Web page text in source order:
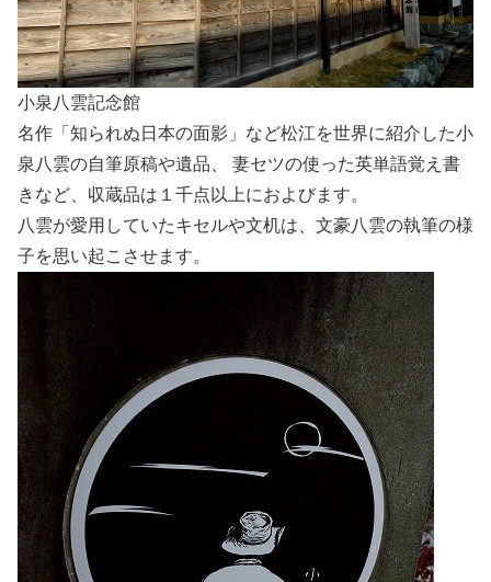
小泉八雲記念館
名作「知られぬ日本の面影」など松江を世界に紹介した小
泉八雲の自筆原稿や遺品、 妻セツの使った英単語覚え書
きなど、収蔵品は１千点以上におよびます。
八雲が愛用していたキセルや文机は、文豪八雲の執筆の様
子を思い起こさせます。